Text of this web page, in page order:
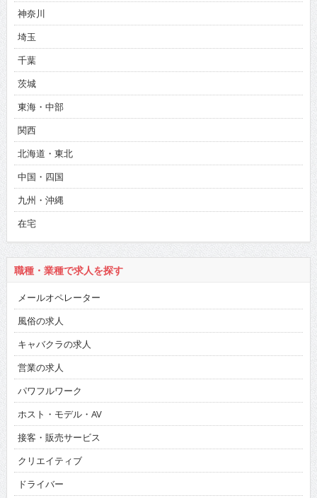
神奈川
埼玉
千葉
茨城
東海・中部
関西
北海道・東北
中国・四国
九州・沖縄
在宅
職種・業種で求人を探す
メールオペレーター
風俗の求人
キャバクラの求人
営業の求人
パワフルワーク
ホスト・モデル・AV
接客・販売サービス
クリエイティブ
ドライバー